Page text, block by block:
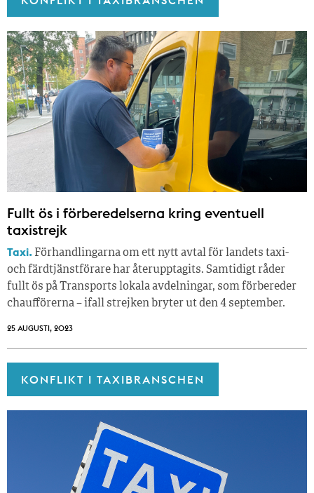
Fullt ös i förberedelserna kring eventuell
taxistrejk
Taxi. Förhandlingarna om ett nytt avtal för landets taxi-
och färdtjänstförare har återupptagits. Samtidigt råder
fullt ös på Transports lokala avdelningar, som förbereder
chaufförerna – ifall strejken bryter ut den 4 september.
25 AUGUSTI, 2023
KONFLIKT I TAXIBRANSCHEN